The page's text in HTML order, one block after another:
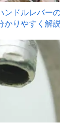
ンドルレバー
かりやすく解